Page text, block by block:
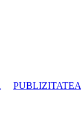
PUBLIZITATEA